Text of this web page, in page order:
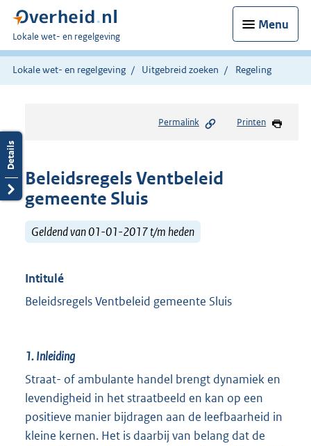
Menu
U
bent
hier:
Lokale wet- en regelgeving
Lokale wet- en regelgeving Uitgebreid zoeken Regeling
Permalink Printen
Beleidsregels Ventbeleid
gemeente Sluis
Geldend van 01-01-2017 t/m heden
Intitulé
Beleidsregels Ventbeleid gemeente Sluis
1.Inleiding
Straat- of ambulante handel brengt dynamiek en
levendigheid in het straatbeeld en kan op een
positieve manier bijdragen aan de leefbaarheid in
kleine kernen. Het is daarbij van belang dat de